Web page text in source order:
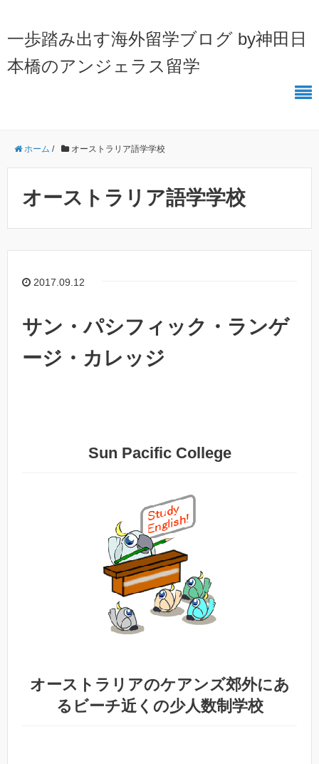
一歩踏み出す海外留学ブログ by神田日
本橋のアンジェラス留学
ホーム / オーストラリア語学学校
オーストラリア語学学校
2017.09.12
サン・パシフィック・ランゲ
ージ・カレッジ
Sun Pacific College
オーストラリアのケアンズ郊外にあ
るビーチ近くの少人数制学校